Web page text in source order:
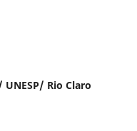
UNESP/ Rio Claro